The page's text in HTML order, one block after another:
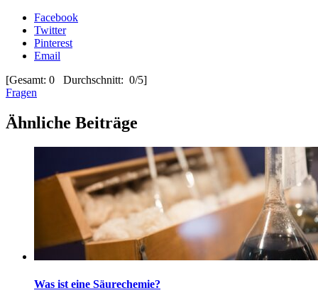
Facebook
Twitter
Pinterest
Email
[Gesamt: 0 Durchschnitt: 0/5]
Fragen
Ähnliche Beiträge
Was ist eine Säurechemie?